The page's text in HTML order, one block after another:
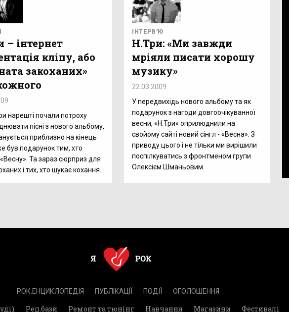
– інтернет
кліпу, або
закоханих»
нарешті почали потроху
пісні з нового альбому,
приблизно на кінець
був подарунок тим, хто
Та зараз сюрприз для
і тих, хто шукає кохання.
ІНТЕРВ'Ю
Н.Три: «Ми завжди
мріяли писати хорошу
музику»
22.03.2009
У передвихідь нового альбому та як
подарунок з нагоди довгоочікуванної
весни, «Н.Три» оприлюднили на
свойому сайті новий сінгл - «Весна». З
приводу цього і не тільки ми вирішили
поспілкуватись з фронтменом групи
Олексієм Шманьовим.
РОК.ЕНЦИКЛОПЕДІЯ ПУБЛІКАЦІЇ ПОДІЇ ОГОЛОШЕННЯ
Реп.бази Ремонт та тюнінг Навчання Магазини Фестивалі